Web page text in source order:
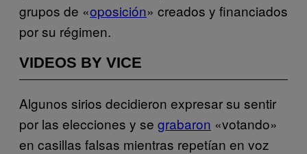
grupos de «oposición» creados y financiados
por su régimen.
VIDEOS BY VICE
Algunos sirios decidieron expresar su sentir
por las elecciones y se grabaron «votando»
en casillas falsas mientras repetían en voz